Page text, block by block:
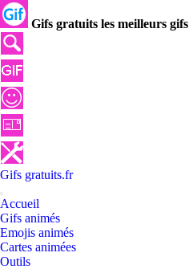
Gifs gratuits les meilleurs gifs
Gifs gratuits.fr
Accueil
Gifs animés
Emojis animés
Cartes animées
Outils